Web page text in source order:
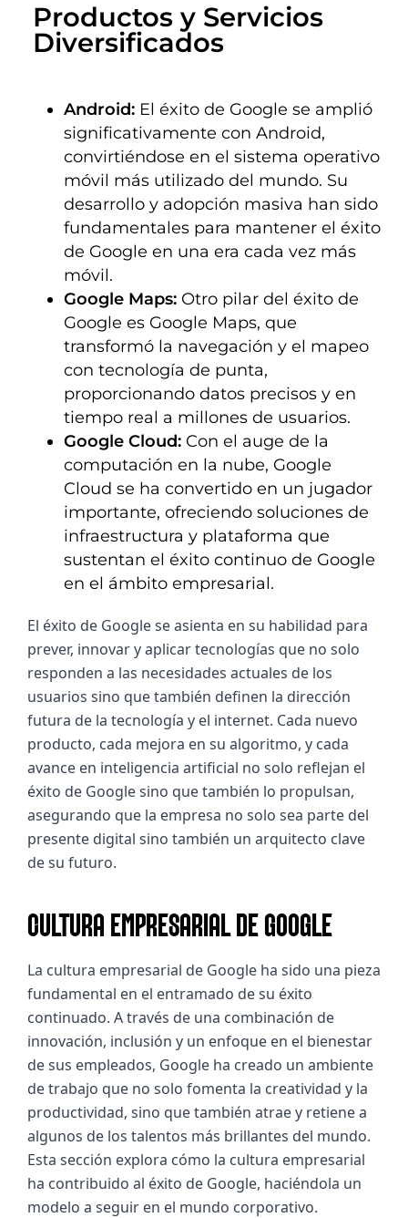
Productos y Servicios
Diversificados
Android: El éxito de Google se amplió
significativamente con Android,
convirtiéndose en el sistema operativo
móvil más utilizado del mundo. Su
desarrollo y adopción masiva han sido
fundamentales para mantener el éxito
de Google en una era cada vez más
móvil.
Google Maps: Otro pilar del éxito de
Google es Google Maps, que
transformó la navegación y el mapeo
con tecnología de punta,
proporcionando datos precisos y en
tiempo real a millones de usuarios.
Google Cloud: Con el auge de la
computación en la nube, Google
Cloud se ha convertido en un jugador
importante, ofreciendo soluciones de
infraestructura y plataforma que
sustentan el éxito continuo de Google
en el ámbito empresarial.
El éxito de Google se asienta en su habilidad para
prever, innovar y aplicar tecnologías que no solo
responden a las necesidades actuales de los
usuarios sino que también definen la dirección
futura de la tecnología y el internet. Cada nuevo
producto, cada mejora en su algoritmo, y cada
avance en inteligencia artificial no solo reflejan el
éxito de Google sino que también lo propulsan,
asegurando que la empresa no solo sea parte del
presente digital sino también un arquitecto clave
de su futuro.
CULTURA EMPRESARIAL DE GOOGLE
La cultura empresarial de Google ha sido una pieza
fundamental en el entramado de su éxito
continuado. A través de una combinación de
innovación, inclusión y un enfoque en el bienestar
de sus empleados, Google ha creado un ambiente
de trabajo que no solo fomenta la creatividad y la
productividad, sino que también atrae y retiene a
algunos de los talentos más brillantes del mundo.
Esta sección explora cómo la cultura empresarial
ha contribuido al éxito de Google, haciéndola un
modelo a seguir en el mundo corporativo.